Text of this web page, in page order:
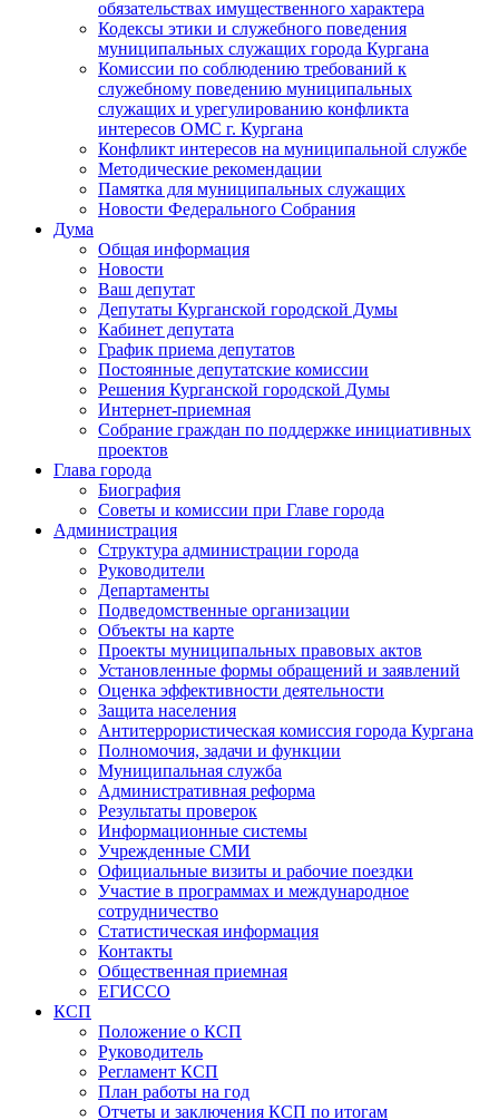
обязательствах имущественного характера
Кодексы этики и служебного поведения
муниципальных служащих города Кургана
Комиссии по соблюдению требований к
служебному поведению муниципальных
служащих и урегулированию конфликта
интересов ОМС г. Кургана
Конфликт интересов на муниципальной службе
Методические рекомендации
Памятка для муниципальных служащих
Новости Федерального Cобрания
Дума
Общая информация
Новости
Ваш депутат
Депутаты Курганской городской Думы
Кабинет депутата
График приема депутатов
Постоянные депутатские комиссии
Решения Курганской городской Думы
Интернет-приемная
Собрание граждан по поддержке инициативных
проектов
Глава города
Биография
Советы и комиссии при Главе города
Администрация
Структура администрации города
Руководители
Департаменты
Подведомственные организации
Объекты на карте
Проекты муниципальных правовых актов
Установленные формы обращений и заявлений
Оценка эффективности деятельности
Защита населения
Антитеррористическая комиссия города Кургана
Полномочия, задачи и функции
Муниципальная служба
Административная реформа
Результаты проверок
Информационные системы
Учрежденные СМИ
Официальные визиты и рабочие поездки
Участие в программах и международное
сотрудничество
Статистическая информация
Контакты
Общественная приемная
ЕГИССО
КСП
Положение о КСП
Руководитель
Регламент КСП
План работы на год
Отчеты и заключения КСП по итогам